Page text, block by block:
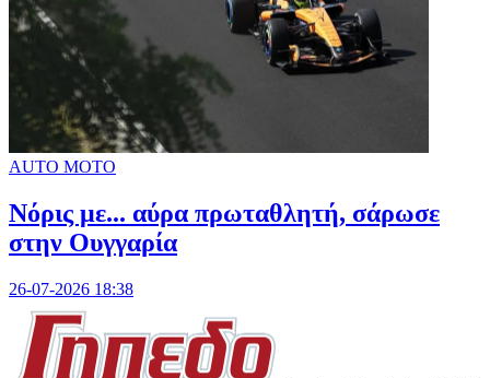
AUTO MOTO
Νόρις με... αύρα πρωταθλητή, σάρωσε
στην Ουγγαρία
26-07-2026 18:38